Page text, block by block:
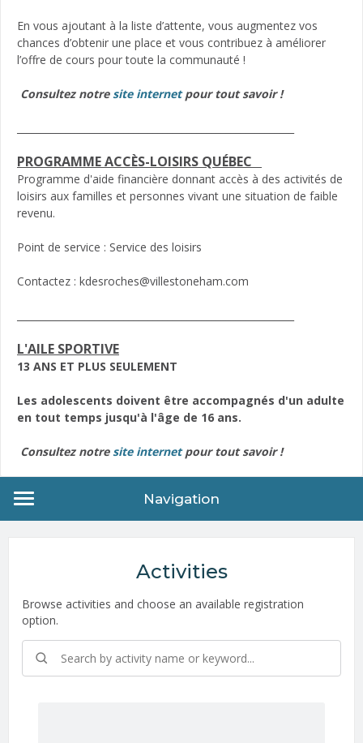
En vous ajoutant à la liste d’attente, vous augmentez vos
chances d’obtenir une place et vous contribuez à améliorer
l’offre de cours pour toute la communauté !
Consultez notre site internetpour tout savoir !
PROGRAMME ACCÈS-LOISIRS QUÉBEC
Programme d'aide financière donnant accès à des activités de
loisirs aux familles et personnes vivant une situation de faible
revenu.
Point de service : Service des loisirs
Contactez : kdesroches@villestoneham.com
L'AILE SPORTIVE
13 ANS ET PLUS SEULEMENT
Les adolescents doivent être accompagnés d'un adulte
en tout temps jusqu'à l'âge de 16 ans.
Consultez notre site internetpour tout savoir !
Navigation
Activities
Browse activities and choose an available registration
option.